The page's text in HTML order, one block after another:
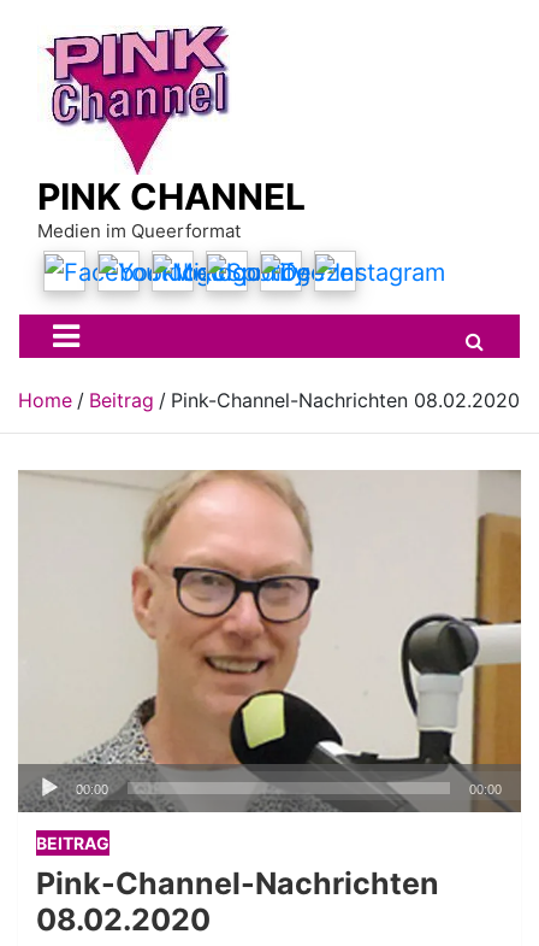
content
PINK CHANNEL
Medien im Queerformat
Home Beitrag Pink-Channel-Nachrichten 08.02.2020
Audio-
Player
00:00 00:00
BEITRAG
Pink-Channel-Nachrichten
08.02.2020